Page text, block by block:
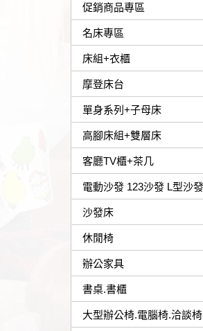
促銷商品專區
名床專區
床組+衣櫃
摩登床台
單身系列+子母床
高腳床組+雙層床
客廳TV櫃+茶几
電動沙發 123沙發 L型沙發
沙發床
休閒椅
辦公家具
書桌.書櫃
大型辦公椅.電腦椅.洽談